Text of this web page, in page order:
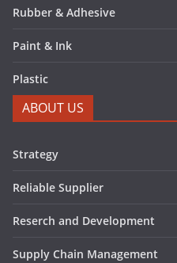
Rubber & Adhesive
Paint & Ink
Plastic
ABOUT US
Strategy
Reliable Supplier
Reserch and Development
Supply Chain Management